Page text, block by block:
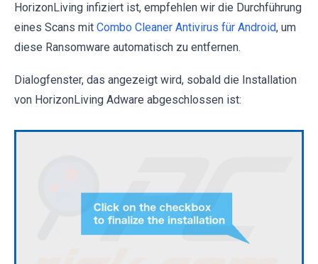
HorizonLiving infiziert ist, empfehlen wir die Durchführung
eines Scans mit Combo Cleaner Antivirus für Android, um
diese Ransomware automatisch zu entfernen.
Dialogfenster, das angezeigt wird, sobald die Installation
von HorizonLiving Adware abgeschlossen ist: